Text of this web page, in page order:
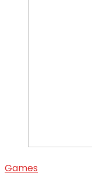
Games